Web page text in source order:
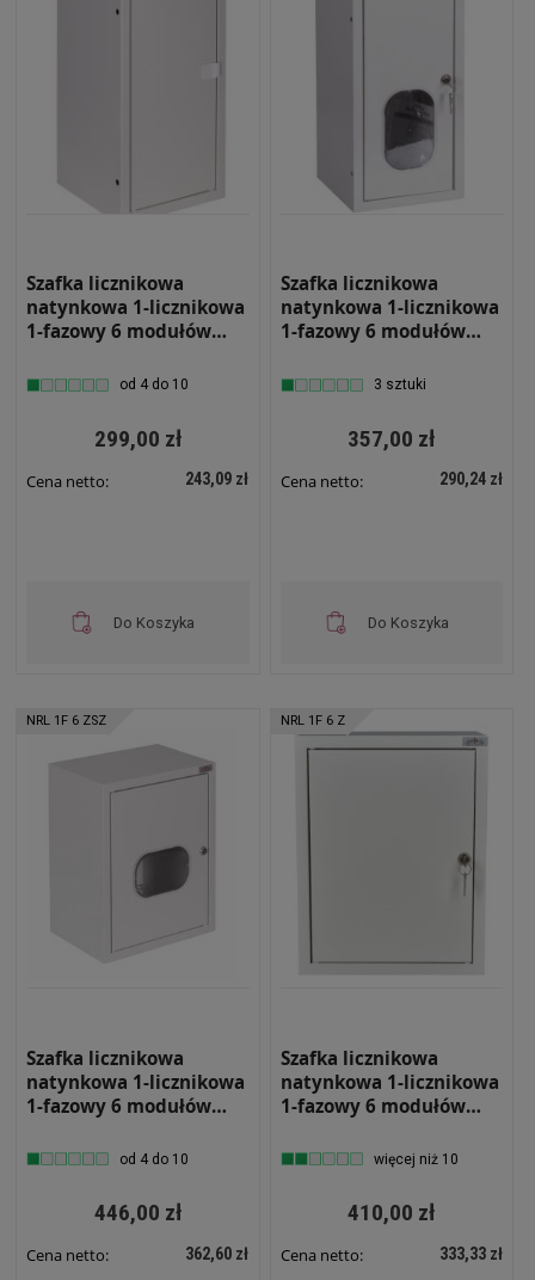
Szafka licznikowa
natynkowa 1-licznikowa
1-fazowy 6 modułów
na zatrzask NRL 1F 6 W
od 4 do 10
299,00 zł
Cena netto: 243,09 zł
Do Koszyka
Szafka licznikowa
natynkowa 1-licznikowa
1-fazowy 6 modułów
z zamkiem i szybą NRL
3 sztuki
357,00 zł
Cena netto: 290,24 zł
Do Koszyka
NRL 1F 6 ZSZ
Szafka licznikowa
natynkowa 1-licznikowa
1-fazowy 6 modułów
z zamkiem i szybą NRL
od 4 do 10
446,00 zł
Cena netto: 362,60 zł
NRL 1F 6 Z
Szafka licznikowa
natynkowa 1-licznikowa
1-fazowy 6 modułów
z zamkiem NRL 1F 6 Z
więcej niż 10
410,00 zł
Cena netto: 333,33 zł